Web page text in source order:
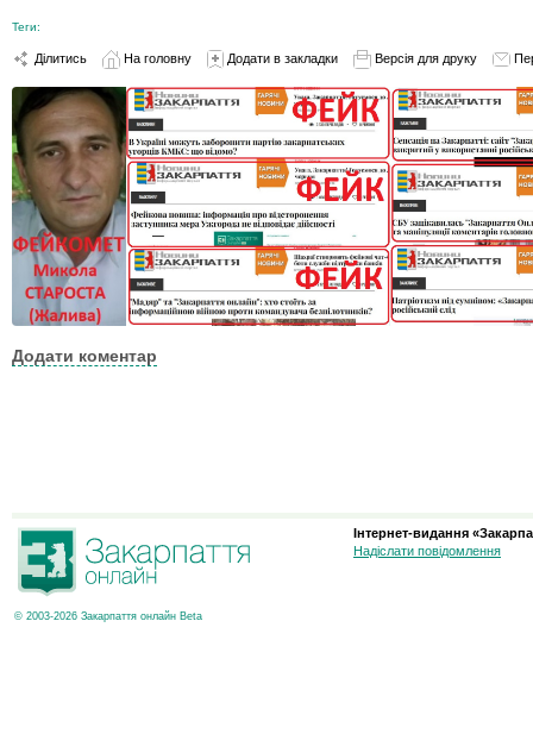
Теги:
Ділитись На головну Додати в закладки Версія для друку
Додати коментар
© 2003-2026 Закарпаття онлайн Beta
Інтернет-видання
Надіслати повідомлення